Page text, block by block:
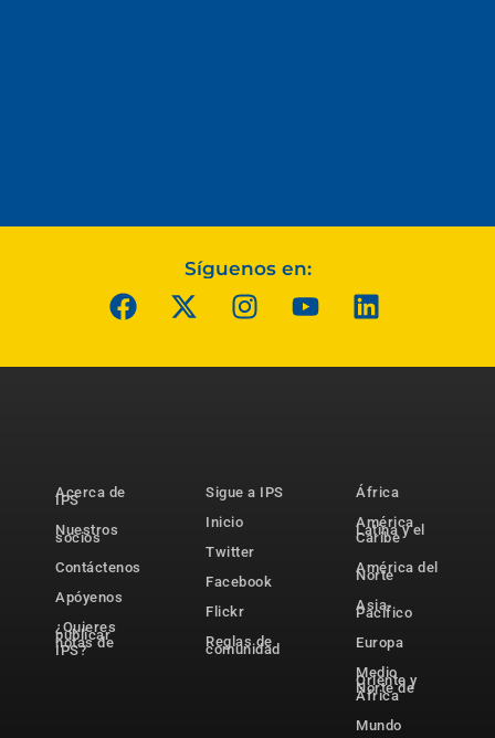
Síguenos en:
Acerca de
IPS
Nuestros
socios
Contáctenos
Apóyenos
¿Quieres
publicar
notas de
IPS?
Sigue a IPS
Inicio
Twitter
Facebook
Flickr
Reglas de
comunidad
África
América
Latina y el
Caribe
América del
Norte
Asia-
Pacífico
Europa
Medio
Oriente y
Norte de
África
Mundo